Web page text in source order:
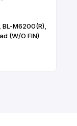
BL-M6200(R),
(W/O FIN)